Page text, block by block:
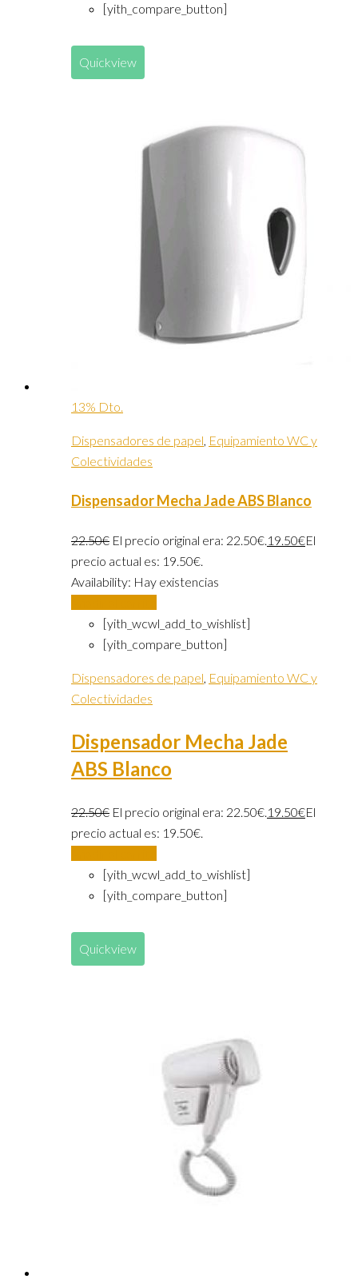
[yith_compare_button]
Quickview
13% Dto.
Dispensadores de papel, Equipamiento WC y
Colectividades
Dispensador Mecha Jade ABS Blanco
22.50€ El precio original era: 22.50€.19.50€El
precio actual es: 19.50€.
Availability: Hay existencias
[yith_wcwl_add_to_wishlist]
[yith_compare_button]
Dispensadores de papel, Equipamiento WC y
Colectividades
Dispensador Mecha Jade
ABS Blanco
22.50€ El precio original era: 22.50€.19.50€El
precio actual es: 19.50€.
[yith_wcwl_add_to_wishlist]
[yith_compare_button]
Quickview